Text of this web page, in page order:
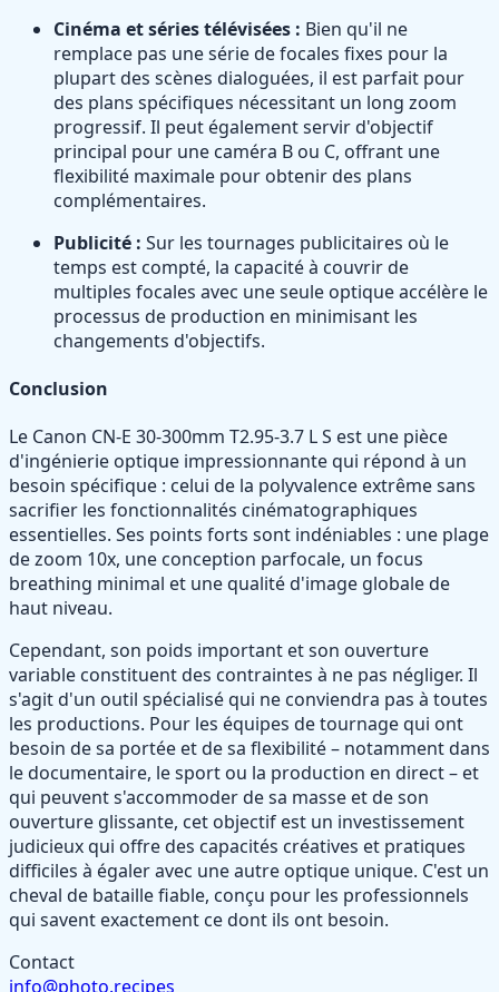
Cinéma et séries télévisées : Bien qu'il ne
remplace pas une série de focales fixes pour la
plupart des scènes dialoguées, il est parfait pour
des plans spécifiques nécessitant un long zoom
progressif. Il peut également servir d'objectif
principal pour une caméra B ou C, offrant une
flexibilité maximale pour obtenir des plans
complémentaires.
Publicité : Sur les tournages publicitaires où le
temps est compté, la capacité à couvrir de
multiples focales avec une seule optique accélère le
processus de production en minimisant les
changements d'objectifs.
Conclusion
Le Canon CN-E 30-300mm T2.95-3.7 L S est une pièce
d'ingénierie optique impressionnante qui répond à un
besoin spécifique : celui de la polyvalence extrême sans
sacrifier les fonctionnalités cinématographiques
essentielles. Ses points forts sont indéniables : une plage
de zoom 10x, une conception parfocale, un focus
breathing minimal et une qualité d'image globale de
haut niveau.
Cependant, son poids important et son ouverture
variable constituent des contraintes à ne pas négliger. Il
s'agit d'un outil spécialisé qui ne conviendra pas à toutes
les productions. Pour les équipes de tournage qui ont
besoin de sa portée et de sa flexibilité – notamment dans
le documentaire, le sport ou la production en direct – et
qui peuvent s'accommoder de sa masse et de son
ouverture glissante, cet objectif est un investissement
judicieux qui offre des capacités créatives et pratiques
difficiles à égaler avec une autre optique unique. C'est un
cheval de bataille fiable, conçu pour les professionnels
qui savent exactement ce dont ils ont besoin.
Contact
info@photo.recipes